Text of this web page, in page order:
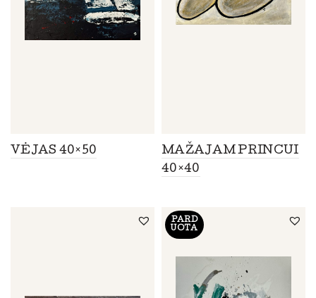
VĖJAS 40×50
MAŽAJAM PRINCUI
40×40
PARD
UOTA